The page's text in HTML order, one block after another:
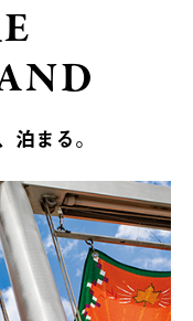
泊まる。